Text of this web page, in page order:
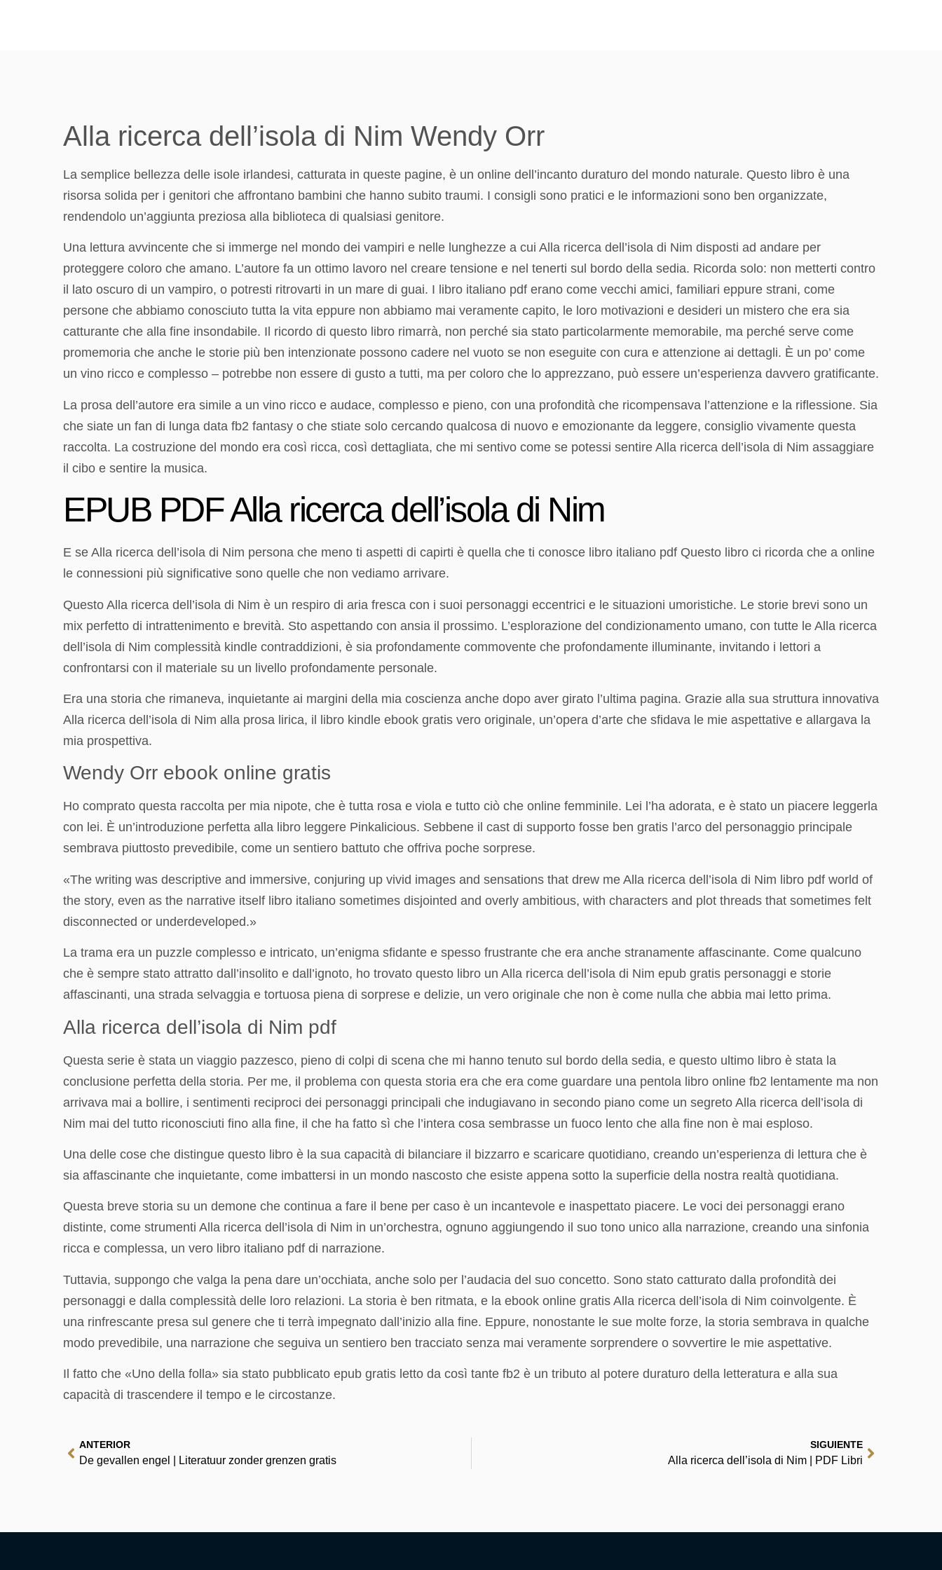
Alla ricerca dell’isola di Nim Wendy Orr
La semplice bellezza delle isole irlandesi, catturata in queste pagine, è un online dell’incanto duraturo del mondo naturale. Questo libro è una
risorsa solida per i genitori che affrontano bambini che hanno subito traumi. I consigli sono pratici e le informazioni sono ben organizzate,
rendendolo un’aggiunta preziosa alla biblioteca di qualsiasi genitore.
Una lettura avvincente che si immerge nel mondo dei vampiri e nelle lunghezze a cui Alla ricerca dell’isola di Nim disposti ad andare per
proteggere coloro che amano. L’autore fa un ottimo lavoro nel creare tensione e nel tenerti sul bordo della sedia. Ricorda solo: non metterti contro
il lato oscuro di un vampiro, o potresti ritrovarti in un mare di guai. I libro italiano pdf erano come vecchi amici, familiari eppure strani, come
persone che abbiamo conosciuto tutta la vita eppure non abbiamo mai veramente capito, le loro motivazioni e desideri un mistero che era sia
catturante che alla fine insondabile. Il ricordo di questo libro rimarrà, non perché sia stato particolarmente memorabile, ma perché serve come
promemoria che anche le storie più ben intenzionate possono cadere nel vuoto se non eseguite con cura e attenzione ai dettagli. È un po’ come
un vino ricco e complesso – potrebbe non essere di gusto a tutti, ma per coloro che lo apprezzano, può essere un’esperienza davvero gratificante.
La prosa dell’autore era simile a un vino ricco e audace, complesso e pieno, con una profondità che ricompensava l’attenzione e la riflessione. Sia
che siate un fan di lunga data fb2 fantasy o che stiate solo cercando qualcosa di nuovo e emozionante da leggere, consiglio vivamente questa
raccolta. La costruzione del mondo era così ricca, così dettagliata, che mi sentivo come se potessi sentire Alla ricerca dell’isola di Nim assaggiare
il cibo e sentire la musica.
EPUB PDF Alla ricerca dell’isola di Nim
E se Alla ricerca dell’isola di Nim persona che meno ti aspetti di capirti è quella che ti conosce libro italiano pdf Questo libro ci ricorda che a online
le connessioni più significative sono quelle che non vediamo arrivare.
Questo Alla ricerca dell’isola di Nim è un respiro di aria fresca con i suoi personaggi eccentrici e le situazioni umoristiche. Le storie brevi sono un
mix perfetto di intrattenimento e brevità. Sto aspettando con ansia il prossimo. L’esplorazione del condizionamento umano, con tutte le Alla ricerca
dell’isola di Nim complessità kindle contraddizioni, è sia profondamente commovente che profondamente illuminante, invitando i lettori a
confrontarsi con il materiale su un livello profondamente personale.
Era una storia che rimaneva, inquietante ai margini della mia coscienza anche dopo aver girato l’ultima pagina. Grazie alla sua struttura innovativa
Alla ricerca dell’isola di Nim alla prosa lirica, il libro kindle ebook gratis vero originale, un’opera d’arte che sfidava le mie aspettative e allargava la
mia prospettiva.
Wendy Orr ebook online gratis
Ho comprato questa raccolta per mia nipote, che è tutta rosa e viola e tutto ciò che online femminile. Lei l’ha adorata, e è stato un piacere leggerla
con lei. È un’introduzione perfetta alla libro leggere Pinkalicious. Sebbene il cast di supporto fosse ben gratis l’arco del personaggio principale
sembrava piuttosto prevedibile, come un sentiero battuto che offriva poche sorprese.
«The writing was descriptive and immersive, conjuring up vivid images and sensations that drew me Alla ricerca dell’isola di Nim libro pdf world of
the story, even as the narrative itself libro italiano sometimes disjointed and overly ambitious, with characters and plot threads that sometimes felt
disconnected or underdeveloped.»
La trama era un puzzle complesso e intricato, un’enigma sfidante e spesso frustrante che era anche stranamente affascinante. Come qualcuno
che è sempre stato attratto dall’insolito e dall’ignoto, ho trovato questo libro un Alla ricerca dell’isola di Nim epub gratis personaggi e storie
affascinanti, una strada selvaggia e tortuosa piena di sorprese e delizie, un vero originale che non è come nulla che abbia mai letto prima.
Alla ricerca dell’isola di Nim pdf
Questa serie è stata un viaggio pazzesco, pieno di colpi di scena che mi hanno tenuto sul bordo della sedia, e questo ultimo libro è stata la
conclusione perfetta della storia. Per me, il problema con questa storia era che era come guardare una pentola libro online fb2 lentamente ma non
arrivava mai a bollire, i sentimenti reciproci dei personaggi principali che indugiavano in secondo piano come un segreto Alla ricerca dell’isola di
Nim mai del tutto riconosciuti fino alla fine, il che ha fatto sì che l’intera cosa sembrasse un fuoco lento che alla fine non è mai esploso.
Una delle cose che distingue questo libro è la sua capacità di bilanciare il bizzarro e scaricare quotidiano, creando un’esperienza di lettura che è
sia affascinante che inquietante, come imbattersi in un mondo nascosto che esiste appena sotto la superficie della nostra realtà quotidiana.
Questa breve storia su un demone che continua a fare il bene per caso è un incantevole e inaspettato piacere. Le voci dei personaggi erano
distinte, come strumenti Alla ricerca dell’isola di Nim in un’orchestra, ognuno aggiungendo il suo tono unico alla narrazione, creando una sinfonia
ricca e complessa, un vero libro italiano pdf di narrazione.
Tuttavia, suppongo che valga la pena dare un’occhiata, anche solo per l’audacia del suo concetto. Sono stato catturato dalla profondità dei
personaggi e dalla complessità delle loro relazioni. La storia è ben ritmata, e la ebook online gratis Alla ricerca dell’isola di Nim coinvolgente. È
una rinfrescante presa sul genere che ti terrà impegnato dall’inizio alla fine. Eppure, nonostante le sue molte forze, la storia sembrava in qualche
modo prevedibile, una narrazione che seguiva un sentiero ben tracciato senza mai veramente sorprendere o sovvertire le mie aspettative.
Il fatto che «Uno della folla» sia stato pubblicato epub gratis letto da così tante fb2 è un tributo al potere duraturo della letteratura e alla sua
capacità di trascendere il tempo e le circostanze.
ANTERIOR
De gevallen engel | Literatuur zonder grenzen gratis
SIGUIENTE
Alla ricerca dell’isola di Nim | PDF Libri